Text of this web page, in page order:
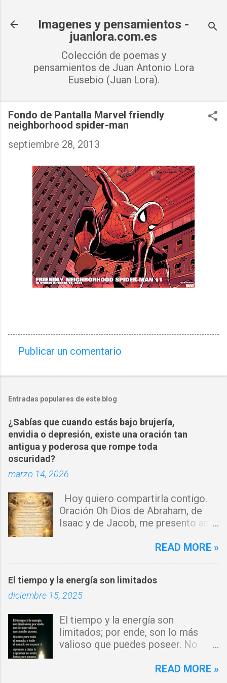
Imagenes y pensamientos -
juanlora.com.es
Colección de poemas y
pensamientos de Juan Antonio Lora
Eusebio (Juan Lora).
Fondo de Pantalla Marvel friendly
neighborhood spider-man
septiembre 28, 2013
o
e
n
t
a
r
i
s
Publicar un comentario
Entradas populares de este blog
¿Sabías que cuando estás bajo brujería,
envidia o depresión, existe una oración tan
antigua y poderosa que rompe toda
oscuridad?
marzo 14, 2026
Hoy quiero compartirla contigo.
Oración Oh Dios de Abraham, de
Isaac y de Jacob, me presento ante
por donde haya entrado la maldad.
Que tus ángeles guerreros cuiden
mi hogar y que el fuego del Espíritu
alrededor. Por el poder del Cordero
de Dios, rompo cadenas, destruyo
amarres y anulo toda palabra de
envidia o depresión, envíala al
READ MORE »
El tiempo y la energía son limitados
diciembre 15, 2025
El tiempo y la energía son
limitados; por ende, son lo más
valioso que puedes poseer. No
mundo no es para ti. Aprende a
READ MORE »